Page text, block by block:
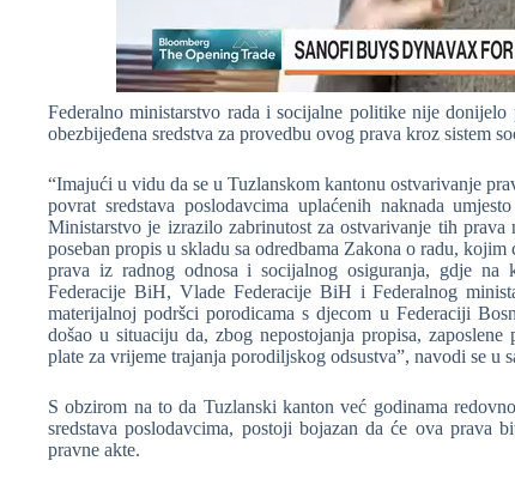
Federalno ministarstvo rada i socijalne politike nije
obezbijeđena sredstva za provedbu ovog prava kroz sistem
“Imajući u vidu da se u Tuzlanskom kantonu ostvarivanje
povrat sredstava poslodavcima uplaćenih naknada
Ministarstvo je izrazilo zabrinutost za ostvarivanje tih
poseban propis u skladu sa odredbama Zakona o radu,
prava iz radnog odnosa i socijalnog osiguranja, gdje na
Federacije BiH, Vlade Federacije BiH i Federalnog
materijalnoj podršci porodicama s djecom u Federaciji
došao u situaciju da, zbog nepostojanja propisa,
plate za vrijeme trajanja porodiljskog odsustva”, navodi se u
S obzirom na to da Tuzlanski kanton već godinama
sredstava poslodavcima, postoji bojazan da će ova prava
pravne akte.